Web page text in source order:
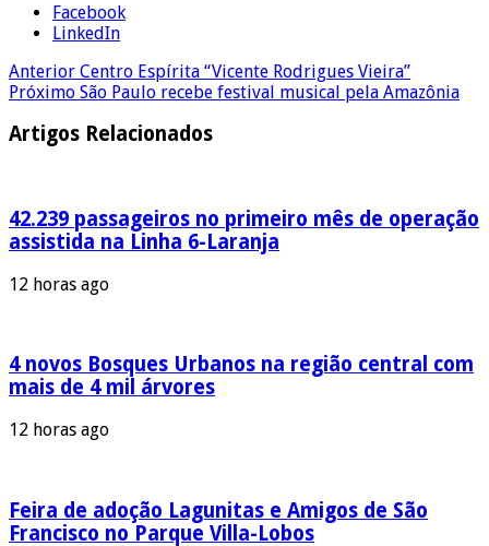
Facebook
LinkedIn
Anterior Centro Espírita “Vicente Rodrigues Vieira”
Próximo São Paulo recebe festival musical pela Amazônia
Artigos Relacionados
42.239 passageiros no primeiro mês de operação
assistida na Linha 6-Laranja
12 horas ago
4 novos Bosques Urbanos na região central com
mais de 4 mil árvores
12 horas ago
Feira de adoção Lagunitas e Amigos de São
Francisco no Parque Villa-Lobos